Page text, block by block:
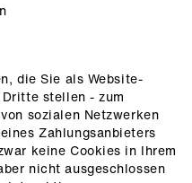
die Sie als Website-
stellen - zum
sozialen Netzwerken
Zahlungsanbieters
keine Cookies in Ihrem
nicht ausgeschlossen